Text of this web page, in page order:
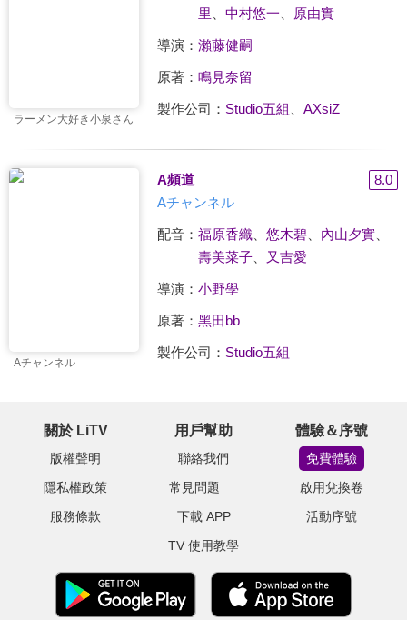
ラーメン大好き小泉さん
里
中村悠一 原由實
導演： 瀨藤健嗣
原著： 鳴見奈留
製作公司： Studio五組 AXsiZ
Aチャンネル
A頻道
8.0
Aチャンネル
配音： 福原香織、 悠木碧、 內山夕實、
壽美菜子、 又吉愛
導演： 小野學
原著： 黑田bb
製作公司： Studio五組
關於 LiTV
版權聲明
隱私權政策
服務條款
用戶幫助
聯絡我們
常見問題
下載 APP
TV 使用教學
體驗＆序號
免費體驗
啟用兌換卷
活動序號